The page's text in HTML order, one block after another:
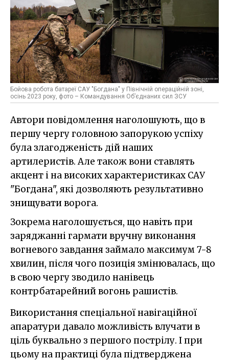
Бойова робота батареї САУ "Богдана" у Північній операційній зоні,
осінь 2023 року, фото – Командування Об’єднаних сил ЗСУ
Автори повідомлення наголошують, що в
першу чергу головною запорукою успіху
була злагодженість дій наших
артилеристів. Але також вони ставлять
акцент і на високих характеристиках САУ
"Богдана", які дозволяють результативно
знищувати ворога.
Зокрема наголошується, що навіть при
заряджанні гармати вручну виконання
вогневого завдання займало максимум 7-8
хвилин, після чого позиція змінювалась, що
в свою чергу зводило нанівець
контрбатарейний вогонь рашистів.
Використання спеціальної навігаційної
апаратури давало можливість влучати в
ціль буквально з першого пострілу. І при
цьому на практиці була підтверджена